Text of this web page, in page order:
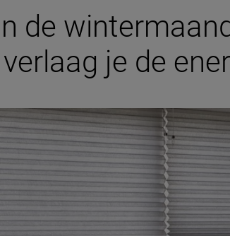
de
je de